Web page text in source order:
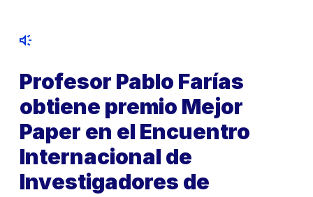
Profesor Pablo Farías
obtiene premio Mejor
Paper en el Encuentro
Internacional de
Investigadores de